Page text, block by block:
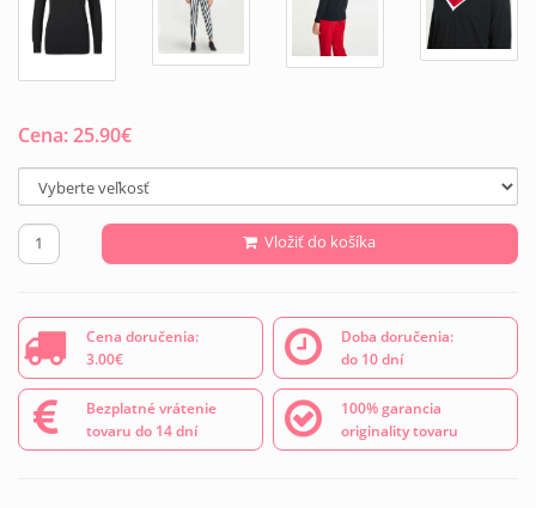
Cena:25.90€
Vložiť do košíka
Cena doručenia:
3.00€
Doba doručenia:
do 10 dní
Bezplatné vrátenie
tovaru do 14 dní
100% garancia
originality tovaru